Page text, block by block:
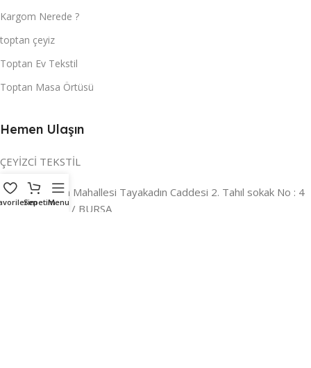
Kargom Nerede ?
toptan çeyiz
Toptan Ev Tekstil
Toptan Masa Örtüsü
Hemen Ulaşın
ÇEYİZCİ TEKSTİL
Adres:Reyhan Mahallesi Tayakadın Caddesi 2. Tahıl sokak No : 4
/ a Osmangazi / BURSA
SepetimMenu